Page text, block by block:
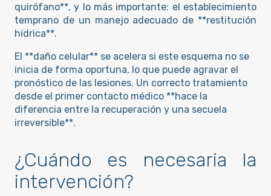
quirófano**, y lo más importante: el establecimiento
temprano de un manejo adecuado de **restitución
hídrica**.
El **daño celular** se acelera si este esquema no se
inicia de forma oportuna, lo que puede agravar el
pronóstico de las lesiones. Un correcto tratamiento
desde el primer contacto médico **hace la
diferencia entre la recuperación y una secuela
irreversible**.
¿Cuándo es necesaria la
intervención?